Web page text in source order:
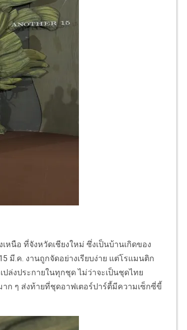
นือ ที่จังหวัดเชียงใหม่ ซึ่งเป็นบ้านเกิดของ
มี.ค. งานถูกจัดอย่างเรียบง่าย แต่โรแมนติก
ล่งประกายในทุกชุด ไม่ว่าจะเป็นชุดไทย
าก ๆ ส่งท้ายที่ชุดอาฟเตอร์ปาร์ตี้มีความเซ็กซี่ขี้